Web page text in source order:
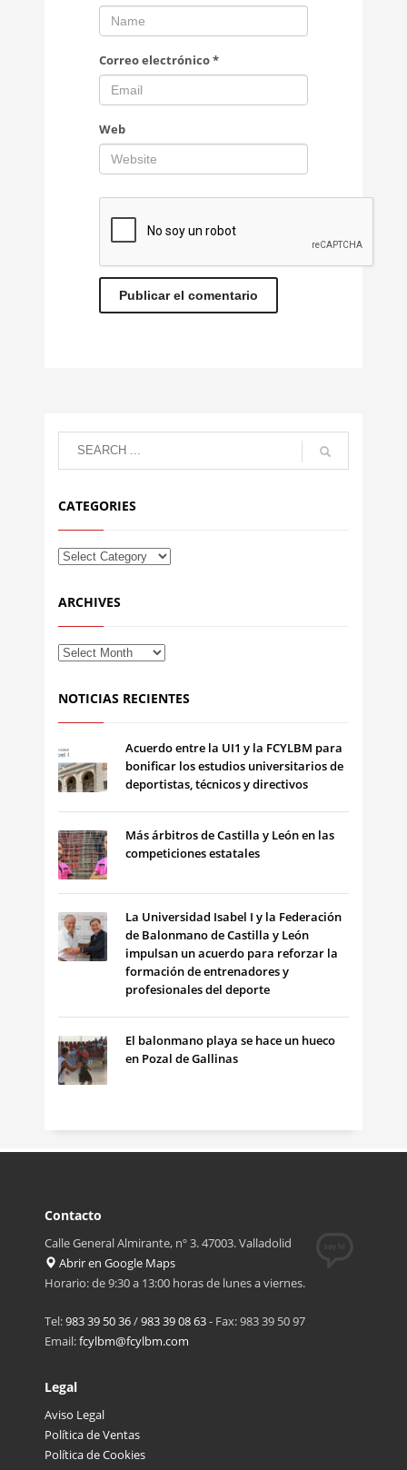
Correo electrónico*
Web
CATEGORIES
ARCHIVES
NOTICIAS RECIENTES
Acuerdo entre la UI1 y la FCYLBM para
bonificar los estudios universitarios de
deportistas, técnicos y directivos
Más árbitros de Castilla y León en las
competiciones estatales
La Universidad Isabel I y la Federación
de Balonmano de Castilla y León
impulsan un acuerdo para reforzar la
formación de entrenadores y
profesionales del deporte
El balonmano playa se hace un hueco
en Pozal de Gallinas
Contacto
Calle General Almirante, nº 3. 47003. Valladolid
Abrir en Google Maps
Horario: de 9:30 a 13:00 horas de lunes a viernes.
Tel:983 39 50 36/983 39 08 63- Fax: 983 39 50 97
Email:fcylbm@fcylbm.com
Legal
Aviso Legal
Política de Ventas
Política de Cookies